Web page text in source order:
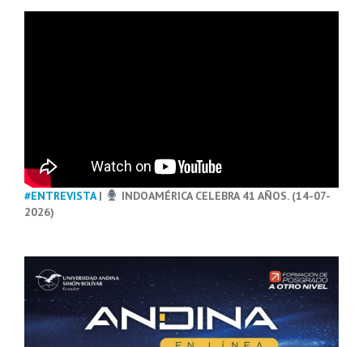
#ENTREVISTA|
INDOAMÉRICA CELEBRA 41 AÑOS. (14-07-
2026)